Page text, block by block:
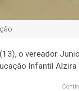
o vereador
Infantil